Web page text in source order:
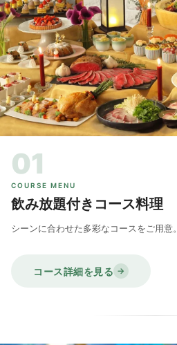
01
COURSE MENU
飲み放題付きコース料理
シーンに合わせた多彩なコースをご用意。
コース詳細を見る →